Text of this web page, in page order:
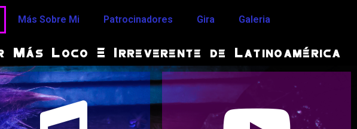
Más Sobre Mi Patrocinadores Gira Galeria
Más Loco E Irreverente de Latinoamérica
a hacer sus propios
de sus canciones
de sus aventuras, viajes,
eventos, personajes.